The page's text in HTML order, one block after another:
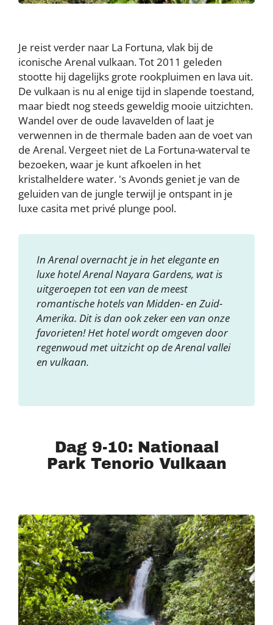
Je reist verder naar La Fortuna, vlak bij de
iconische Arenal vulkaan. Tot 2011 geleden
stootte hij dagelijks grote rookpluimen en lava uit.
De vulkaan is nu al enige tijd in slapende toestand,
maar biedt nog steeds geweldig mooie uitzichten.
Wandel over de oude lavavelden of laat je
verwennen in de thermale baden aan de voet van
de Arenal. Vergeet niet de La Fortuna-waterval te
bezoeken, waar je kunt afkoelen in het
kristalheldere water. 's Avonds geniet je van de
geluiden van de jungle terwijl je ontspant in je
luxe casita met privé plunge pool.
In Arenal overnacht je in het elegante en
luxe hotel Arenal Nayara Gardens, wat is
uitgeroepen tot een van de meest
romantische hotels van Midden- en Zuid-
Amerika. Dit is dan ook zeker een van onze
favorieten! Het hotel wordt omgeven door
regenwoud met uitzicht op de Arenal vallei
en vulkaan.
Dag 9-10: Nationaal
Park Tenorio Vulkaan